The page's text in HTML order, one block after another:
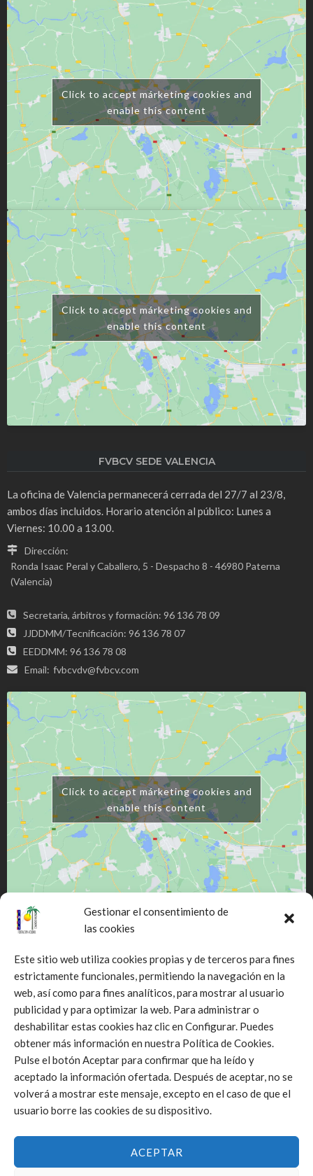
Gestionar el consentimiento de
las cookies
Este sitio web utiliza cookies propias y de terceros para fines
estrictamente funcionales, permitiendo la navegación en la
web, así como para fines analíticos, para mostrar al usuario
publicidad y para optimizar la web. Para administrar o
deshabilitar estas cookies haz clic en Configurar. Puedes
obtener más información en nuestra Política de Cookies.
Pulse el botón Aceptar para confirmar que ha leído y
aceptado la información ofertada. Después de aceptar, no se
volverá a mostrar este mensaje, excepto en el caso de que el
usuario borre las cookies de su dispositivo.
ACEPTAR
Click to accept márketing cookies and
enable this content
Click to accept márketing cookies and
enable this content
FVBCV SEDE VALENCIA
La oficina de Valencia permanecerá cerrada del 27/7 al 23/8,
ambos días incluidos. Horario atención al público: Lunes a
Viernes: 10.00 a 13.00.
Dirección:
Ronda Isaac Peral y Caballero, 5 - Despacho 8 - 46980 Paterna
(Valencia)
Secretaria, árbitros y formación: 96 136 78 09
JJDDMM/Tecnificación: 96 136 78 07
EEDDMM: 96 136 78 08
Email: fvbcvdv@fvbcv.com
Click to accept márketing cookies and
enable this content
Click to accept márketing cookies and
enable this content